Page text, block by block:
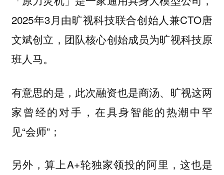
2025年3月由旷视科技联合创始人兼CTO唐
文斌创立，团队核心创始成员为旷视科技原
班人马。
有意思的是，此次融资也是商汤、旷视这两
家曾经的对手，在具身智能的热潮中罕
见“会师”；
另外，算上A+轮独家领投的阿里 ，这也是